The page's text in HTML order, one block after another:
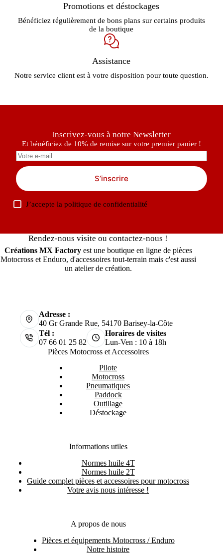
Promotions et déstockages
Bénéficiez régulièrement de bons plans sur certains produits
de la boutique
Assistance
Notre service client est à votre disposition pour toute question.
Inscrivez-vous à notre Newsletter
Et bénéficiez de 10% de remise sur votre premier panier !
S’inscrire
J’accepte lapolitique de confidentialité
Rendez-nous visite ou contactez-nous !
Créations MX Factoryest une boutique en ligne de pièces
Motocross et Enduro, d'accessoires tout-terrain mais c'est aussi
un atelier de création.
Adresse :
40 Gr Grande Rue, 54170 Barisey-la-Côte
Tél :
07 66 01 25 82
Horaires de visites
Lun-Ven : 10 à 18h
Pièces Motocross et Accessoires
Pilote
Motocross
Pneumatiques
Paddock
Outillage
Déstockage
Informations utiles
Normes huile 4T
Normes huile 2T
Guide complet pièces et accessoires pour motocross
Votre avis nous intéresse !
A propos de nous
Pièces et équipements Motocross / Enduro
Notre histoire